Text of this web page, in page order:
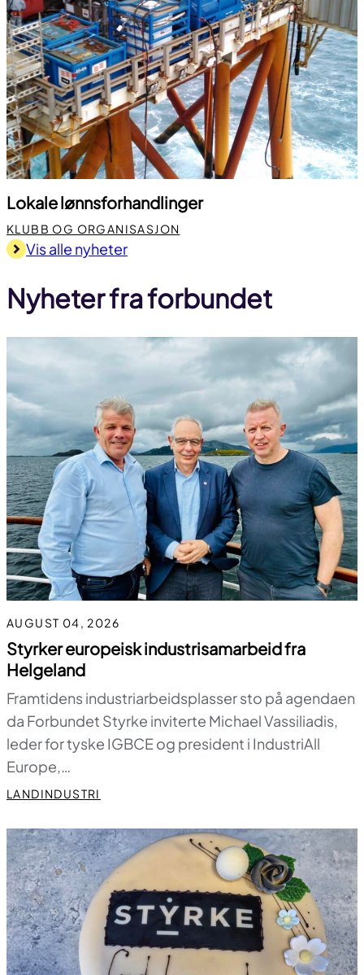
Lokale lønnsforhandlinger
KLUBB OG ORGANISASJON
Vis alle nyheter
Nyheter fra forbundet
AUGUST 04, 2026
Styrker europeisk industrisamarbeid fra
Helgeland
Framtidens industriarbeidsplasser sto på agendaen
da Forbundet Styrke inviterte Michael Vassiliadis,
leder for tyske IGBCE og president i IndustriAll
Europe,…
LANDINDUSTRI